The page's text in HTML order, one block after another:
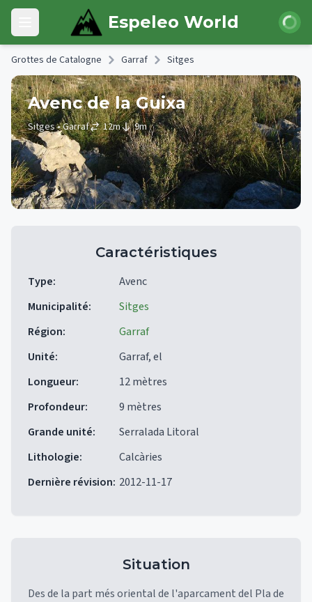
Skip to main content
Open main menu Espeleo World
Grottes de Catalogne Garraf Sitges
Avenc de la Guixa
Sitges• Garraf 12m 9m
Caractéristiques
Type:
Avenc
Municipalité:
Sitges
Région:
Garraf
Unité:
Garraf, el
Longueur:
12 mètres
Profondeur:
9 mètres
Grande unité:
Serralada Litoral
Lithologie:
Calcàries
Dernière révision: 2012-11-17
Situation
Des de la part més oriental de l'aparcament del Pla de